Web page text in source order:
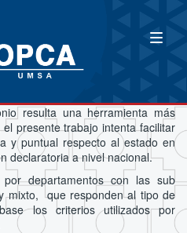
resulta una herramienta más
presente trabajo intenta facilitar
y puntual respecto al estado en
declaratoria a nivel nacional.
departamentos con las sub
mixto, que responden al tipo de
los criterios utilizados por